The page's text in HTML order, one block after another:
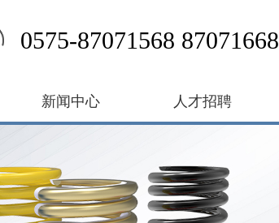
0575-87071568 87071668
新闻中心 人才招聘